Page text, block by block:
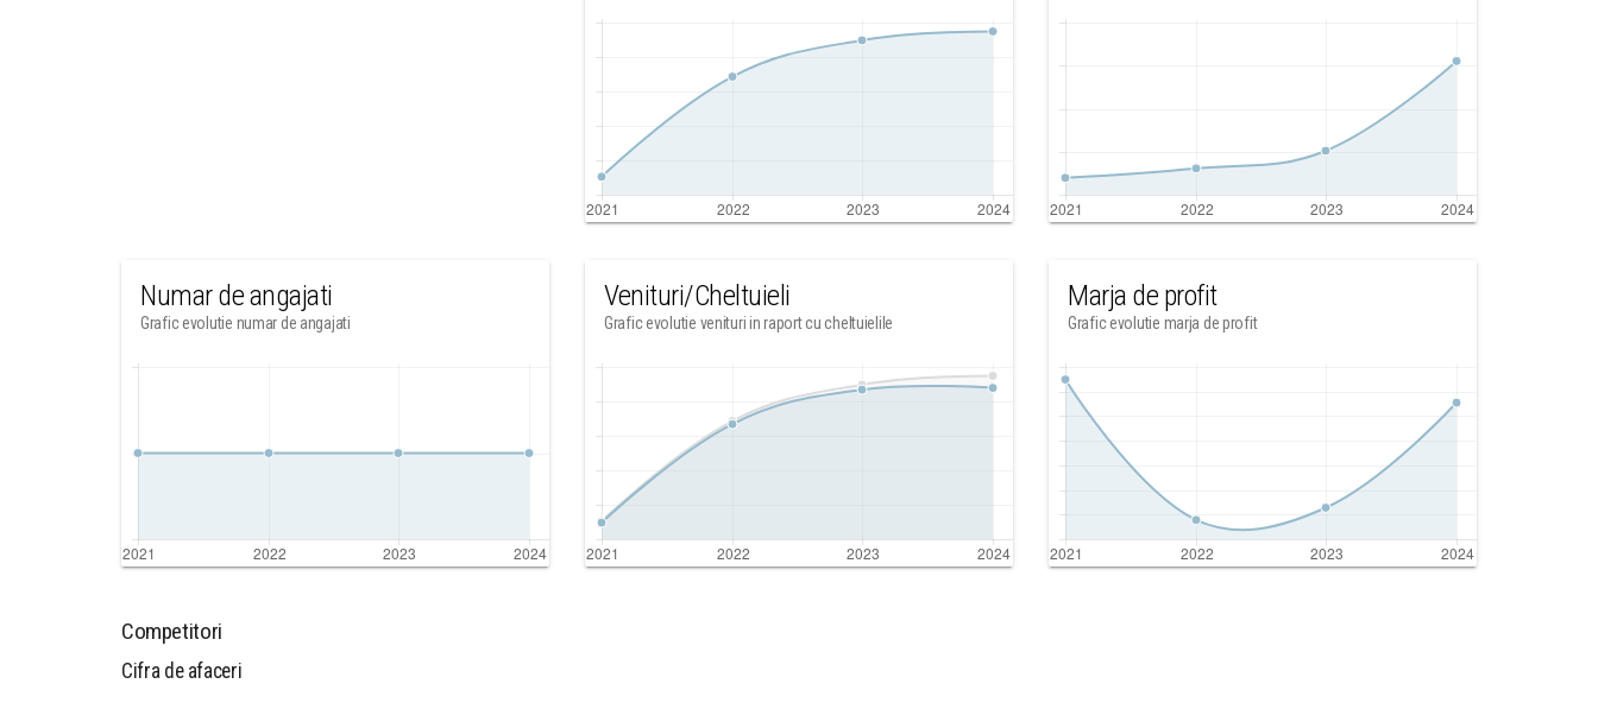
Numar de angajati
Grafic evolutie numar de angajati
Venituri/Cheltuieli
Grafic evolutie venituri in raport cu cheltuielile
Marja de profit
Grafic evolutie marja de profit
Competitori
Cifra de afaceri